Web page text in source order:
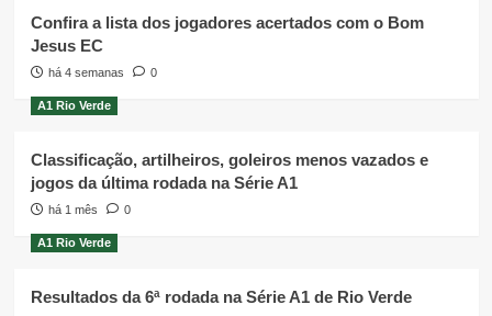
Confira a lista dos jogadores acertados com o Bom
Jesus EC
há 4 semanas 0
A1 Rio Verde
Classificação, artilheiros, goleiros menos vazados e
jogos da última rodada na Série A1
há 1 mês 0
A1 Rio Verde
Resultados da 6ª rodada na Série A1 de Rio Verde